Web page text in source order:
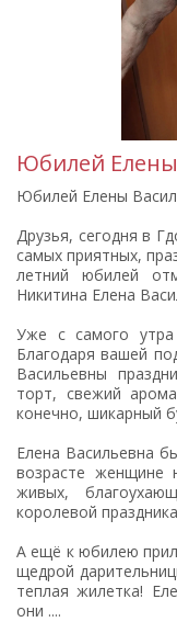
Юбилей
Юбилей Елены
Друзья, сегодня в
самых приятных,
летний юбилей
Никитина Елена
Уже с самого утра
Благодаря вашей
Васильевны
торт, свежий
конечно, шикарный
Елена Васильевна
возрасте женщине
живых,
королевой
А ещё к юбилею
щедрой
теплая жилетка!
они ....